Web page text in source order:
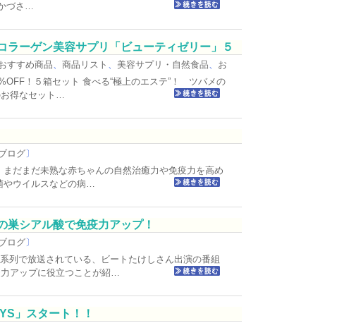
づさ…
ラーゲン美容サプリ「ビューティゼリー」５
すすめ商品、 商品リスト 、 美容サプリ・自然食品、 お
！５箱セット 食べる“極上のエステ”！ ツバメの
お得なセット…
ログ〕
だまだ未熟な赤ちゃんの自然治癒力や免疫力を高め
やウイルスなどの病…
巣シアル酸で免疫力アップ！
ログ〕
列で放送されている、ビートたけしさん出演の番組
力アップに役立つことが紹…
」スタート！！